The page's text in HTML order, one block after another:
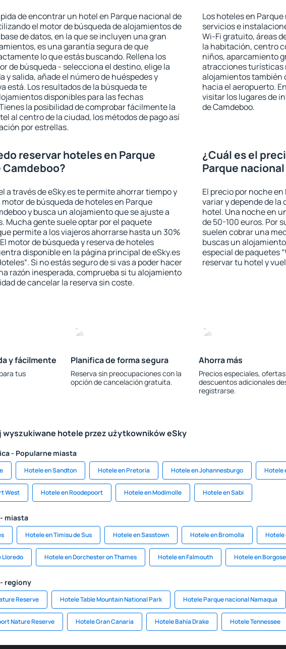
de encontrar un hotel en Parque nacional de
el motor de búsqueda de alojamientos de
de datos, en la que se incluyen una gran
es una garantía segura de que
lo que estás buscando. Rellena los
de búsqueda - selecciona el destino, elige la
y salida, añade el número de huéspedes y
está. Los resultados de la búsqueda te
disponibles para las fechas
la posibilidad de comprobar fácilmente la
al centro de la ciudad, los métodos de pago así
por estrellas.
Los hoteles en
servicios e
Wi-Fi gratuito, áreas
la habitación, centro
niños, aparcamiento
atracciones turísticas
alojamientos también
hacia el aeropuerto.
visitar los lugares de
de Camdeboo.
reservar hoteles en Parque
a través de eSky.es te permite ahorrar tiempo y
de búsqueda de hoteles en Parque
y busca un alojamiento que se ajuste a
Mucha gente suele optar por el paquete
permite a los viajeros ahorrarse hasta un 30%
motor de búsqueda y reserva de hoteles
disponible en la página principal de eSky.es
Si no estás seguro de si vas a poder hacer
razón inesperada, comprueba si tu alojamiento
de cancelar la reserva sin coste.
¿Cuál es el
Parque
El precio por noche
variar y depende de
hotel. Una noche en
de 50-100 euros. Por
suelen cobrar una
buscas un
especial de paquetes
reservar tu hotel y
y fácilmente
tus
Planifica de forma segura
Reserva sin preocupaciones con la
opción de cancelación gratuita.
Ahorra más
Precios especiales,
descuentos adicionales
registrarse.
wyszukiwane hotele przez użytkowników eSky
- Popularne miasta
Hotele en Sandton Hotele en Pretoria Hotele en Johannesburgo Hotele
West Hotele en Roodepoort Hotele en Modimolle Hotele en Sabi
miasta
Hotele en Timisu de Sus Hotele en Sasstown Hotele en Bromolla Hotele
Lloredo Hotele en Dorchester on Thames Hotele en Falmouth Hotele en
regiony
Reserve Hotele Table Mountain National Park Hotele Parque nacional Namaqua
Nature Reserve Hotele Gran Canaria Hotele Bahía Drake Hotele Tennessee